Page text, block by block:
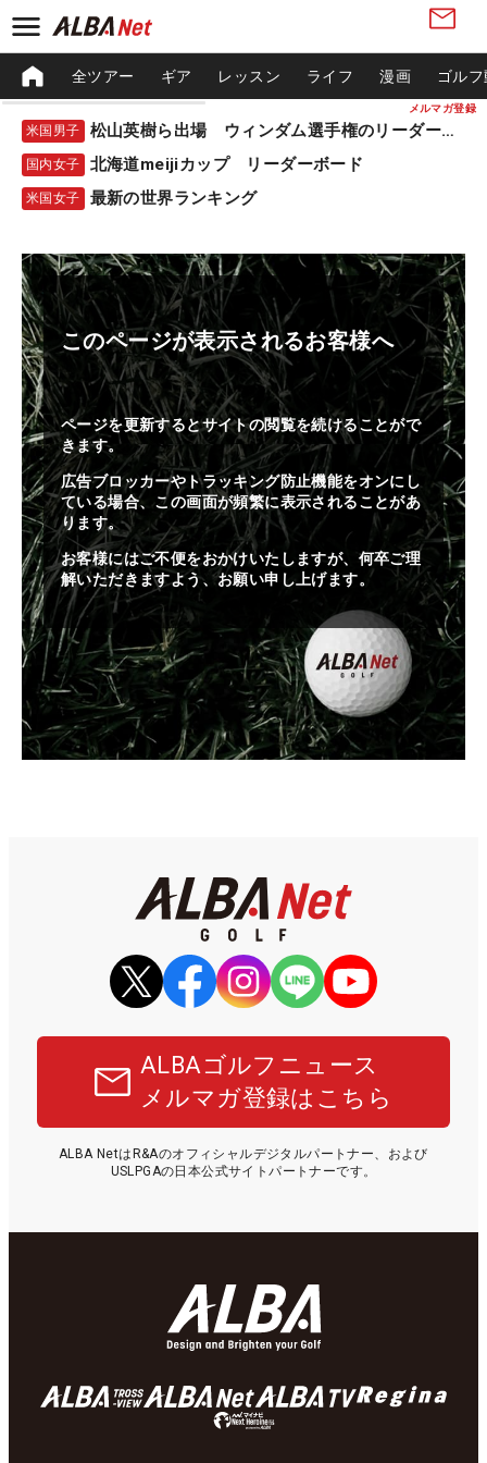
メルマガ登録
全ツアー ギア レッスン ライフ 漫画 ゴル
米国男子 松山英樹ら出場 ウィンダム選手権のリーダーボード
国内女子 北海道meijiカップ リーダーボード
米国女子 最新の世界ランキング
このページが表示されるお客様へ
ページを更新するとサイトの閲覧を続けることがで
きます。
広告ブロッカーやトラッキング防止機能をオンにし
ている場合、この画面が頻繁に表示されることがあ
ります。
お客様にはご不便をおかけいたしますが、何卒ご理
解いただきますよう、お願い申し上げます。
ALBAゴルフニュース
メルマガ登録はこちら
ALBA NetはR&Aのオフィシャルデジタルパートナー、および
USLPGAの日本公式サイトパートナーです。